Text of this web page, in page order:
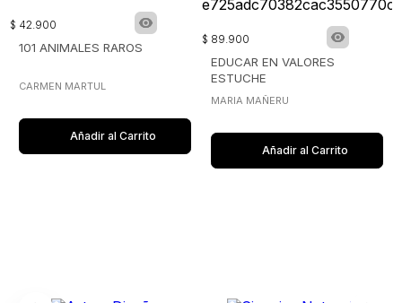
$ 42.900
101 ANIMALES RAROS
CARMEN MARTUL
Añadir al Carrito
$ 89.900
EDUCAR EN VALORES
ESTUCHE
MARIA MAÑERU
Añadir al Carrito